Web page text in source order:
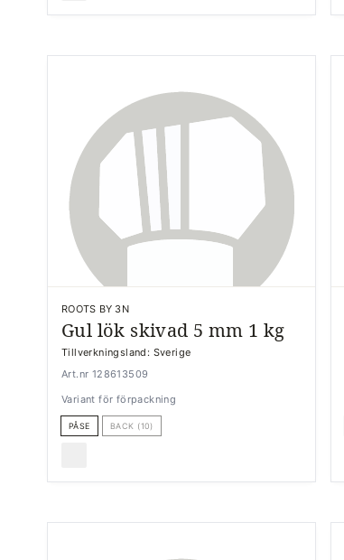
ROOTS BY 3N
Gul lök skivad 5 mm 1 kg
Tillverkningsland: Sverige
Art.nr 128613509
Variant för förpackning
PÅSE BACK (10)